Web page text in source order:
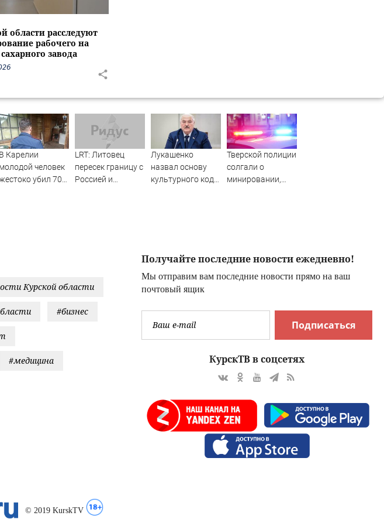
области расследуют
рабочего на
завода
В Карелии
молодой человек
убил 70-
LRT: Литовец
пересек границу с
Россией и
Лукашенко
назвал основу
культурного кода
Тверской полиции
солгали о
минировании,
Получайте последние новости ежедневно!
Мы отправим вам последние новости прямо на ваш
почтовый ящик
Подписаться
КурскТВ в соцсетях
Курской области
#бизнес
#медицина
© 2019 KurskTV